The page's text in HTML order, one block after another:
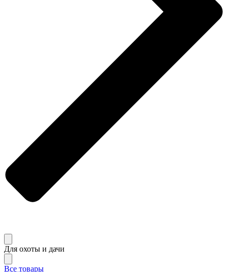
Для охоты и дачи
Все товары